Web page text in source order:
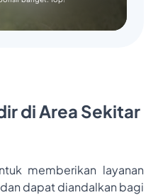
di Area Sekitar
memberikan layanan
dapat diandalkan bagi